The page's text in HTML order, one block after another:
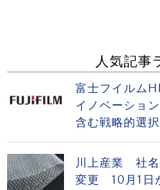
人気記事
富士フイルム
イノベーショ
含む戦略的選
川上産業 社名
変更 10月1日